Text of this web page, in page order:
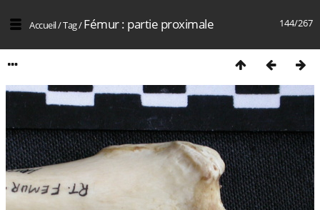
144/267
Accueil/Tag/Fémur : partie proximale